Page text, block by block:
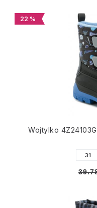
22 %
Wojtylko
31